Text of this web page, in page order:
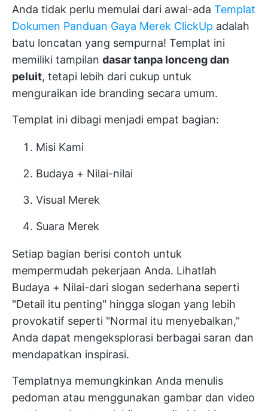
Anda tidak perlu memulai dari awal-ada Templat
Dokumen Panduan Gaya Merek ClickUp adalah
batu loncatan yang sempurna! Templat ini
memiliki tampilan dasar tanpa lonceng dan
peluit, tetapi lebih dari cukup untuk
menguraikan ide branding secara umum.
Templat ini dibagi menjadi empat bagian:
Misi Kami
Budaya + Nilai-nilai
Visual Merek
Suara Merek
Setiap bagian berisi contoh untuk
mempermudah pekerjaan Anda. Lihatlah
Budaya + Nilai-dari slogan sederhana seperti
"Detail itu penting" hingga slogan yang lebih
provokatif seperti "Normal itu menyebalkan,"
Anda dapat mengeksplorasi berbagai saran dan
mendapatkan inspirasi.
Templatnya memungkinkan Anda menulis
pedoman atau menggunakan gambar dan video